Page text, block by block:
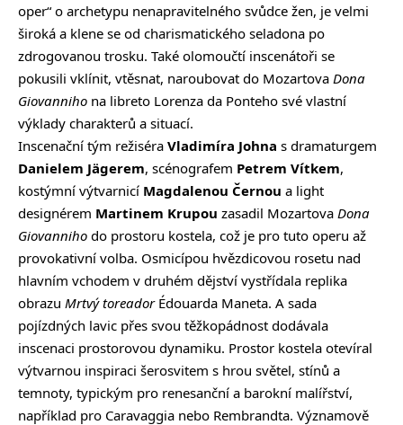
oper“ o archetypu nenapravitelného svůdce žen, je velmi
široká a klene se od charismatického seladona po
zdrogovanou trosku. Také olomoučtí inscenátoři se
pokusili vklínit, vtěsnat, naroubovat do Mozartova Dona
Giovanniho na libreto Lorenza da Ponteho své vlastní
výklady charakterů a situací.
Inscenační tým režiséra Vladimíra Johna s dramaturgem
Danielem Jägerem, scénografem Petrem Vítkem,
kostýmní výtvarnicí Magdalenou Černou a light
designérem Martinem Krupou zasadil Mozartova Dona
Giovanniho do prostoru kostela, což je pro tuto operu až
provokativní volba. Osmicípou hvězdicovou rosetu nad
hlavním vchodem v druhém dějství vystřídala replika
obrazu Mrtvý toreador Édouarda Maneta. A sada
pojízdných lavic přes svou těžkopádnost dodávala
inscenaci prostorovou dynamiku. Prostor kostela otevíral
výtvarnou inspiraci šerosvitem s hrou světel, stínů a
temnoty, typickým pro renesanční a barokní malířství,
například pro Caravaggia nebo Rembrandta. Významově